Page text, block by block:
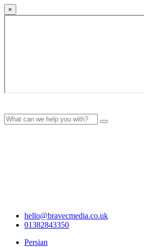
×
hello@bravecmedia.co.uk
01382843350
Persian